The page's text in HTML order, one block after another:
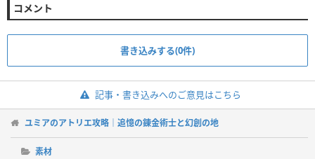
コメント
書き込みする(0件)
記事・書き込みへのご意見はこちら
ユミアのアトリエ攻略｜追憶の錬金術士と幻創の地
素材